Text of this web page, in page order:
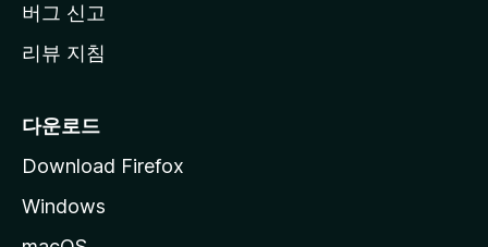
버그 신고
리뷰 지침
다운로드
Download Firefox
Windows